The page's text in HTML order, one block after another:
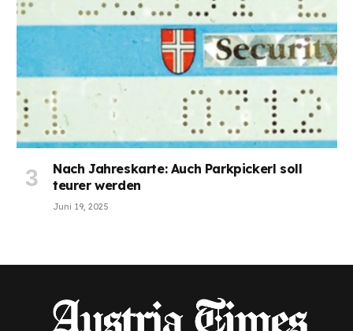
Nach Jahreskarte: Auch Parkpickerl soll
teurer werden
Juni 19, 2025